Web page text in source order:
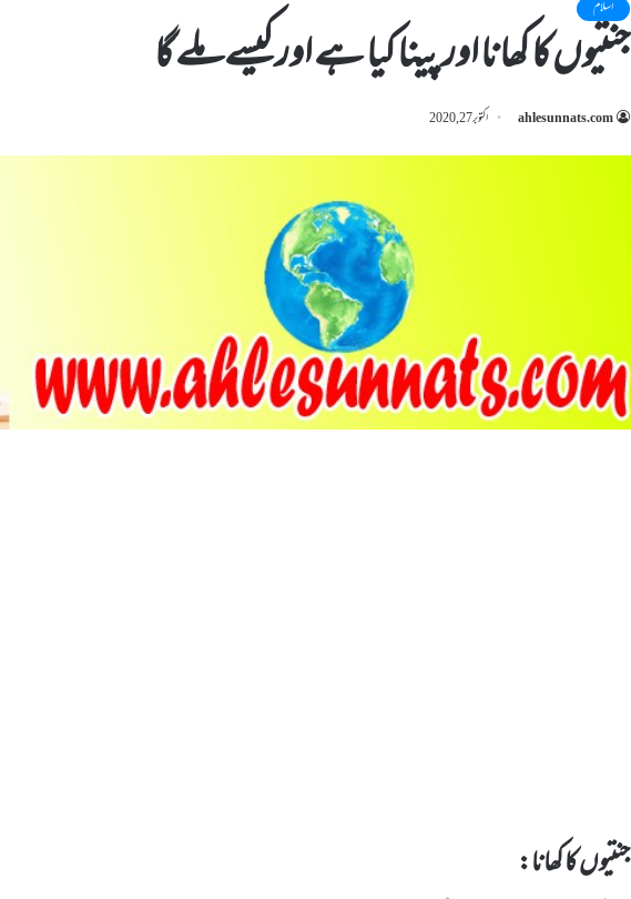
اسلام
جنتیوں کا کھانا اور پینا کیا ہے اور کیسے ملے گا
ahlesunnats.com اکتوبر 27, 2020
جنتیوں کا کھانا: